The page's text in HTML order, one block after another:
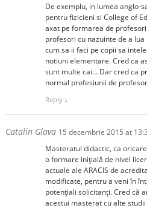
De exemplu, in lumea anglo-
pentru fizicieni si College of
axat pe formarea de
profesori cu nazuinte de a
cum sa ii faci pe copii sa
notiuni elementare. Cred ca
sunt multe cai… Dar cred ca
normal profesiunii de
Reply ↓
Catalin Glava 15 decembrie 2015 at
Masteratul didactic, ca
o formare inițială de nivel
actuale ale ARACIS de
modificate, pentru a veni în
potențiali solicitanți. Cred că
acestui masterat cu alte